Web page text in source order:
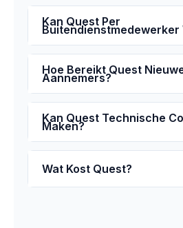
Kan Quest Per
Buitendienstmedewerker
Hoe Bereikt Quest
Aannemers?
Kan Quest Technische
Maken?
Wat Kost Quest?